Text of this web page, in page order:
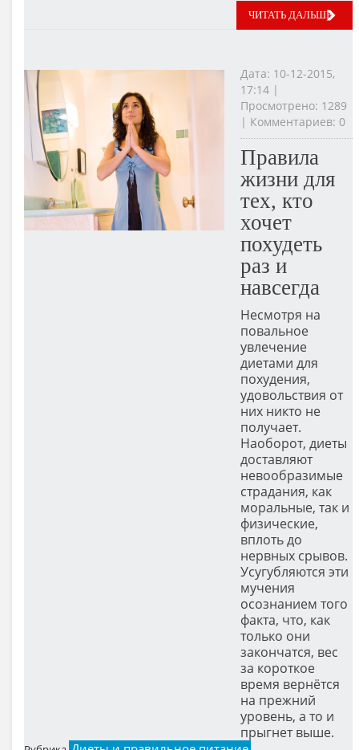
ЧИТАТЬ ДАЛЬШЕ
Дата: 10-12-2015,
17:14 |
Просмотрено: 1289
| Комментариев: 0
Правила
жизни для
тех, кто
хочет
похудеть
раз и
навсегда
Несмотря на
повальное
увлечение
диетами для
похудения,
удовольствия от
них никто не
получает.
Наоборот, диеты
доставляют
невообразимые
страдания, как
моральные, так и
физические,
вплоть до
нервных срывов.
Усугубляются эти
мучения
осознанием того
факта, что, как
только они
закончатся, вес
за короткое
время вернётся
на прежний
уровень, а то и
прыгнет выше.